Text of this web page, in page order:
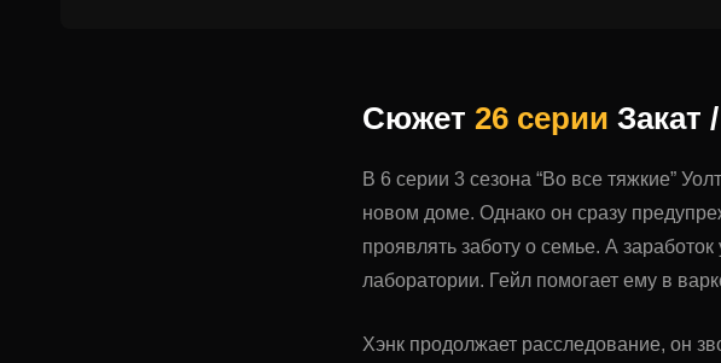
Сюжет 26 серии Закат
В 6 серии 3 сезона “Во все тяжкие”
новом доме. Однако он сразу
проявлять заботу о семье. А
лаборатории. Гейл помогает ему в
Хэнк продолжает расследование, он